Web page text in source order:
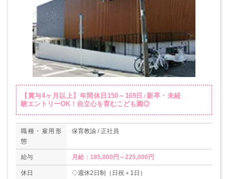
【賞与4ヶ月以上】年間休日150～169日♪新卒・未経
験エントリーOK！自立心を育むこども園◎
職種・雇用形
態
保育教諭 / 正社員
給与 月給：185,000円～225,000円
休日
◇週休2日制（日祝＋1日）